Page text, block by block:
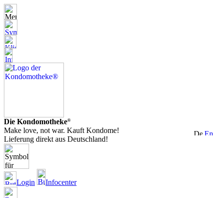
Die Kondomotheke®
Make love, not war. Kauft Kondome!
Lieferung direkt aus Deutschland!
Login Infocenter